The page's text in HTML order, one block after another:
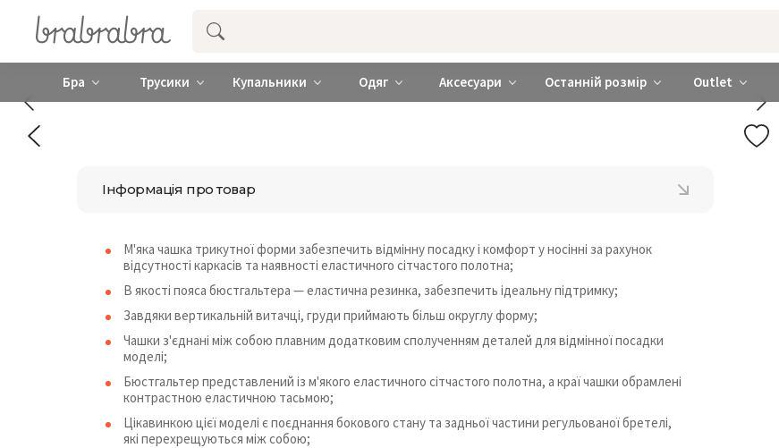
Купити нижню жіночу білизну ❤️ brabrabra ❤️ Київ та Україна
Бра Трусики Купальники Одяг Аксесуари Останній розмір Outlet
Інформація про товар
М'яка чашка трикутної форми забезпечить відмінну посадку і комфорт у носінні за рахунок
відсутності каркасів та наявності еластичного сітчастого полотна;
В якості пояса бюстгальтера — еластична резинка, забезпечить ідеальну підтримку;
Завдяки вертикальній витачці, груди приймають більш округлу форму;
Чашки з'єднані між собою плавним додатковим сполученням деталей для відмінної посадки
моделі;
Бюстгальтер представлений із м'якого еластичного сітчастого полотна, а краї чашки обрамлені
контрастною еластичною тасьмою;
Цікавинкою цієї моделі є поєднання бокового стану та задньої частини регульованої бретелі,
які перехрещуються між собою;